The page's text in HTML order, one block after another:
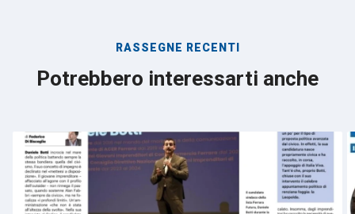
RASSEGNE RECENTI
Potrebbero interessarti anche